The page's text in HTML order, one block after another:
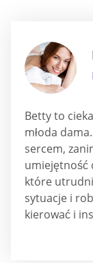
Betty to
młoda
sercem,
umiejętność
które
sytuacje i
kierować i